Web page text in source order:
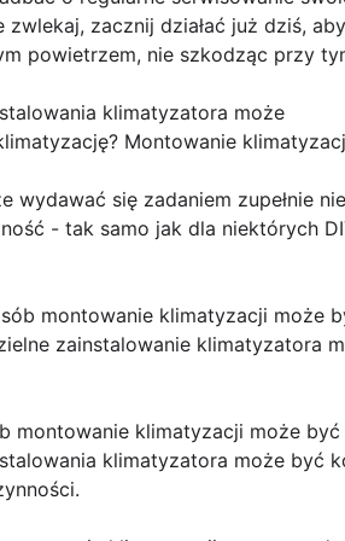
zacznij działać już dziś,
powietrzem, nie szkodząc przy
klimatyzatora może
Montowanie
wydawać się zadaniem zupełnie
- tak samo jak dla niektórych
montowanie klimatyzacji może
zainstalowanie klimatyzatora
montowanie klimatyzacji może
klimatyzatora może być